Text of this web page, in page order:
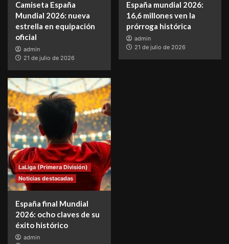
Camiseta España
Mundial 2026: nueva
estrella en equipación
oficial
admin
21 de julio de 2026
España mundial 2026:
16,6 millones ven la
prórroga histórica
admin
21 de julio de 2026
LaLiga (Primera División)
Noticias destacadas
España final Mundial
2026: ocho claves de su
éxito histórico
admin